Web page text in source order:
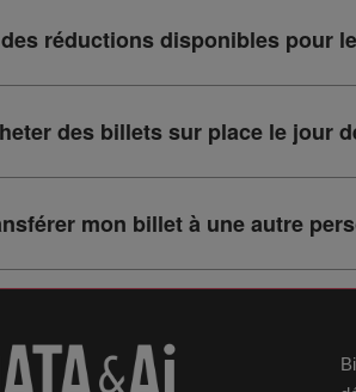
réductions disponibles pour
des billets sur place le jour
mon billet à une autre